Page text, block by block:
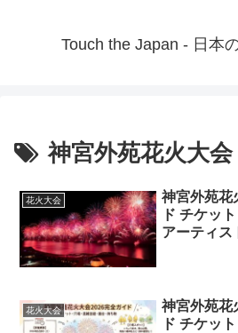
Touch the Japan - 日本
神宮外苑花火大会
花火大会
神宮外苑花
ド チケッ
アーティス
花火大会
神宮外苑花
ド チケッ